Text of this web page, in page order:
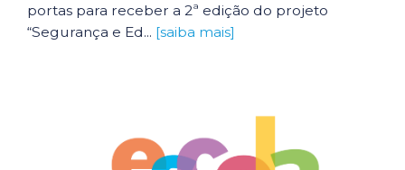
portas para receber a 2ª edição do projeto
“Segurança e Ed... [saiba mais]